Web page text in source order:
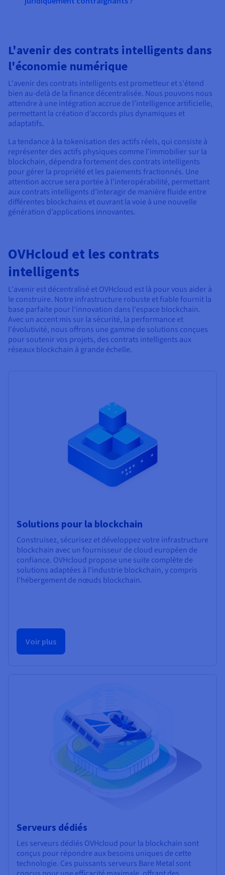
L'avenir des contrats intelligents dans
l'économie numérique
L'avenir des contrats intelligents est prometteur et s'étend
bien au-delà de la finance décentralisée. Nous pouvons nous
attendre à une intégration accrue de l’intelligence artificielle,
permettant la création d’accords plus dynamiques et
adaptatifs.
La tendance à la tokenisation des actifs réels, qui consiste à
représenter des actifs physiques comme l'immobilier sur la
blockchain, dépendra fortement des contrats intelligents
pour gérer la propriété et les paiements fractionnés. Une
attention accrue sera portée à l’interopérabilité, permettant
aux contrats intelligents d’interagir de manière fluide entre
différentes blockchains et ouvrant la voie à une nouvelle
génération d’applications innovantes.
OVHcloud et les contrats
intelligents
L'avenir est décentralisé et OVHcloud est là pour vous aider à
le construire. Notre infrastructure robuste et fiable fournit la
base parfaite pour l'innovation dans l'espace blockchain.
Avec un accent mis sur la sécurité, la performance et
l'évolutivité, nous offrons une gamme de solutions conçues
pour soutenir vos projets, des contrats intelligents aux
réseaux blockchain à grande échelle.
Solutions pour la blockchain
Construisez, sécurisez et développez votre infrastructure
blockchain avec un fournisseur de cloud européen de
confiance. OVHcloud propose une suite complète de
solutions adaptées à l'industrie blockchain, y compris
l'hébergement de nœuds blockchain.
Voir plus
Serveurs dédiés
Les serveurs dédiés OVHcloud pour la blockchain sont
conçus pour répondre aux besoins uniques de cette
technologie. Ces puissants serveurs Bare Metal sont